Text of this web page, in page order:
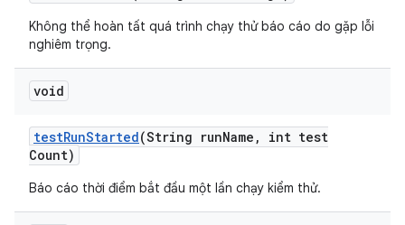
Không thể hoàn tất quá trình chạy thử báo cáo do gặp lỗi
nghiêm trọng.
void
testRunStarted(String runName ,
int test
Count)
Báo cáo thời điểm bắt đầu một lần chạy kiểm thử.